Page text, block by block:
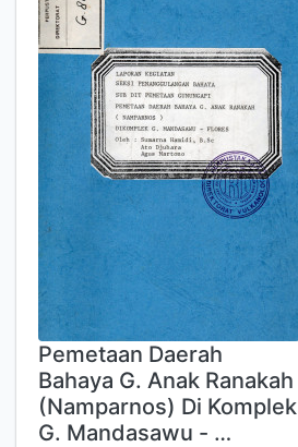
Pemetaan Daerah
Bahaya G. Anak Ranakah
(Namparnos) Di Komplek
G. Mandasawu - …